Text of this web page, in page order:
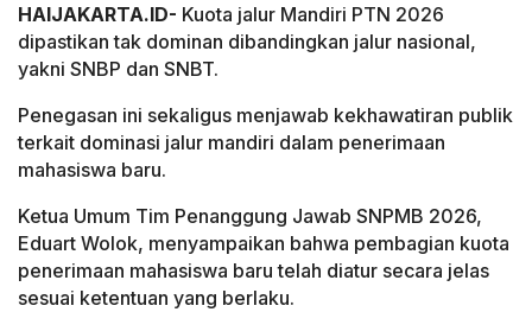
HAIJAKARTA.ID- Kuota jalur Mandiri PTN 2026
dipastikan tak dominan dibandingkan jalur nasional,
yakni SNBP dan SNBT.
Penegasan ini sekaligus menjawab kekhawatiran publik
terkait dominasi jalur mandiri dalam penerimaan
mahasiswa baru.
Ketua Umum Tim Penanggung Jawab SNPMB 2026,
Eduart Wolok, menyampaikan bahwa pembagian kuota
penerimaan mahasiswa baru telah diatur secara jelas
sesuai ketentuan yang berlaku.